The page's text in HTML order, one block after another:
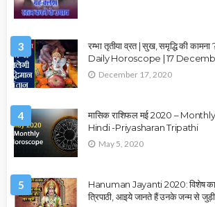
3
रम्भा तृतीया व्रत | सुख, समृद्धि की
Daily Horoscope | 17
December 17, 2020
4
मासिक राशिफल मई 2020 –
Hindi -Priyasharan Tripathi
May 5, 2020
5
Hanuman Jayanti 2020: विशेष
त्रिपाठी, आइये जानते हैं उनके जन्म से जुड़ी